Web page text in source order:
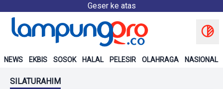
Geser ke atas
NEWS EKBIS SOSOK HALAL PELESIR OLAHRAGA NASIONAL
SILATURAHIM